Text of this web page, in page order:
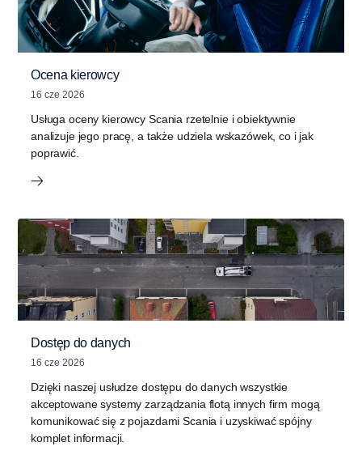
Ocena kierowcy
16 cze 2026
Usługa oceny kierowcy Scania rzetelnie i obiektywnie
analizuje jego pracę, a także udziela wskazówek, co i jak
poprawić.
Dostęp do danych
16 cze 2026
Dzięki naszej usłudze dostępu do danych wszystkie
akceptowane systemy zarządzania flotą innych firm mogą
komunikować się z pojazdami Scania i uzyskiwać spójny
komplet informacji.